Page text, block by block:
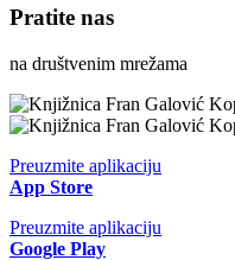
Pratite nas
na društvenim mrežama
Preuzmite aplikaciju
App Store
Preuzmite aplikaciju
Google Play